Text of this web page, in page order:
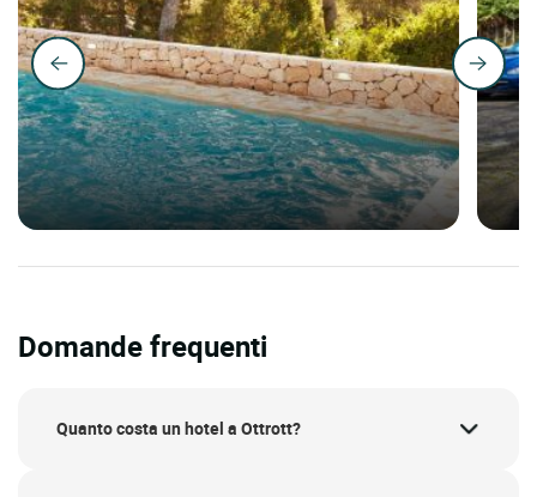
Domande frequenti
Quanto costa un hotel a Ottrott?